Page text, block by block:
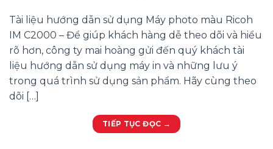
Tài liệu hướng dẫn sử dụng Máy photo màu Ricoh
IM C2000 – Để giúp khách hàng dễ theo dõi và hiểu
rõ hơn, công ty mai hoàng gửi đến quý khách tài
liệu hướng dẫn sử dụng máy in và những lưu ý
trong quá trình sử dụng sản phẩm. Hãy cùng theo
dõi […]
TIẾP TỤC ĐỌC →